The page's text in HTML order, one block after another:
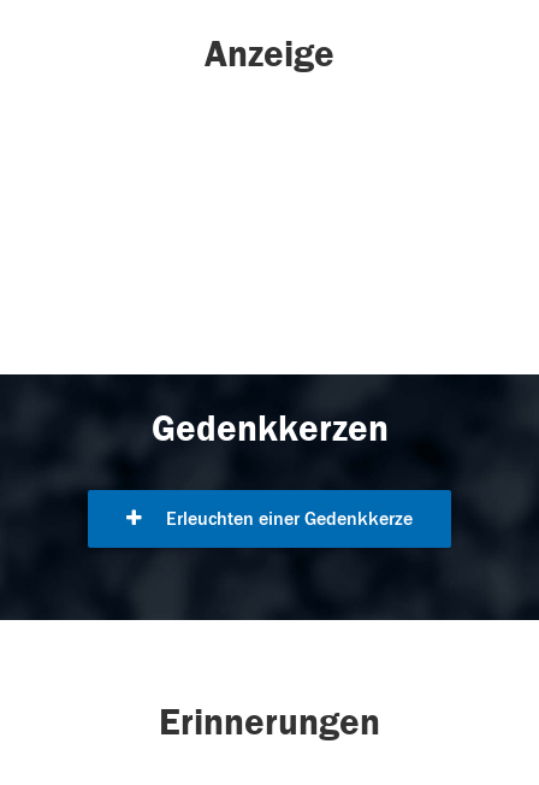
Anzeige
Gedenkkerzen
Erleuchten einer Gedenkkerze
Erinnerungen